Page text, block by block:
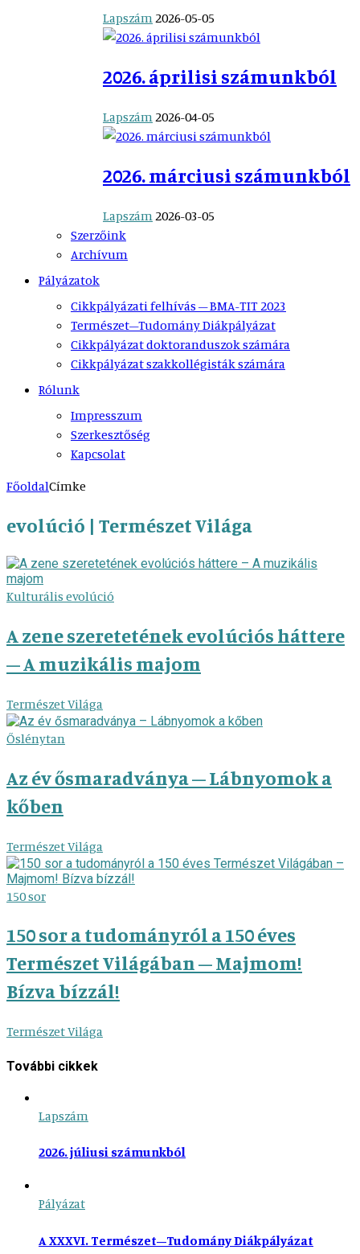
Lapszám2026-05-05
2026. áprilisi számunkból
Lapszám2026-04-05
2026. márciusi számunkból
Lapszám2026-03-05
Szerzőink
Archívum
Pályázatok
Cikkpályázati felhívás – BMA-TIT 2023
Természet–Tudomány Diákpályázat
Cikkpályázat doktoranduszok számára
Cikkpályázat szakkollégisták számára
Rólunk
Impresszum
Szerkesztőség
Kapcsolat
FőoldalCímke
evolúció | Természet Világa
Kulturális evolúció
A zene szeretetének evolúciós háttere
– A muzikális majom
Természet Világa
Őslénytan
Az év ősmaradványa – Lábnyomok a
kőben
Természet Világa
150 sor
150 sor a tudományról a 150 éves
Természet Világában – Majmom!
Bízva bízzál!
Természet Világa
További cikkek
Lapszám
2026. júliusi számunkból
Pályázat
A XXXVI. Természet–Tudomány Diákpályázat